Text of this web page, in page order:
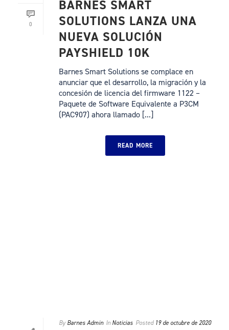
0
BARNES SMART
SOLUTIONS LANZA UNA
NUEVA SOLUCIÓN
PAYSHIELD 10K
Barnes Smart Solutions se complace en
anunciar que el desarrollo, la migración y la
concesión de licencia del firmware 1122 –
Paquete de Software Equivalente a P3CM
(PAC907) ahora llamado [...]
READ MORE
By Barnes Admin In Noticias Posted 19 de octubre de 2020